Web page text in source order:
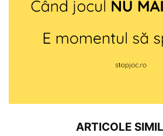
ARTICOLE